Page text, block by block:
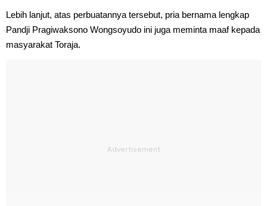
Lebih lanjut, atas perbuatannya tersebut, pria bernama lengkap
Pandji Pragiwaksono Wongsoyudo ini juga meminta maaf kepada
masyarakat Toraja.